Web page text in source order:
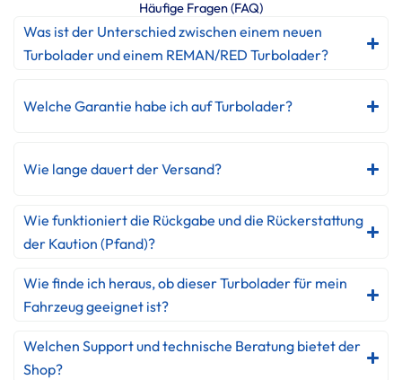
Häufige Fragen (FAQ)
Was ist der Unterschied zwischen einem neuen
Turbolader und einem REMAN/RED Turbolader?
Welche Garantie habe ich auf Turbolader?
Wie lange dauert der Versand?
Wie funktioniert die Rückgabe und die Rückerstattung
der Kaution (Pfand)?
Wie finde ich heraus, ob dieser Turbolader für mein
Fahrzeug geeignet ist?
Welchen Support und technische Beratung bietet der
Shop?